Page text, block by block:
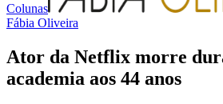
Colunas
Fábia Oliveira
Ator da Netflix morre
academia aos 44 anos